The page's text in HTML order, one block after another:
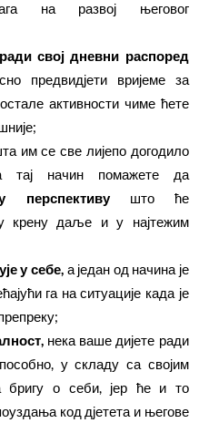
на развој његовог
свој дневни распоред
предвидјети вријеме за
активности чиме ћете
им се све лијепо догодило
начин помажете да
перспективушто ће
крену даље и у најтежим
у себе, а један од начина је
га на ситуације када је
нека ваше дијете ради
у складу са својим
бригу о себи, јер ће и то
код дјетета и његове